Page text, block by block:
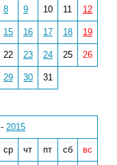
8 9 10 11 12
15 16 17 18 19
22 23 24 25 26
29 30 31
- 2015
ср чт пт сб вс